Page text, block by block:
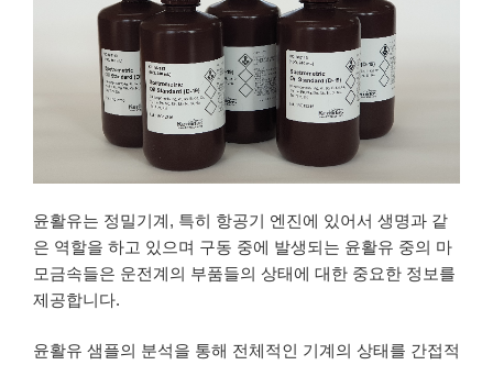
윤활유는 정밀기계, 특히 항공기 엔진에 있어서 생명과 같
은 역할을 하고 있으며 구동 중에 발생되는 윤활유 중의 마
모금속들은 운전계의 부품들의 상태에 대한 중요한 정보를
제공합니다.
윤활유 샘플의 분석을 통해 전체적인 기계의 상태를 간접적